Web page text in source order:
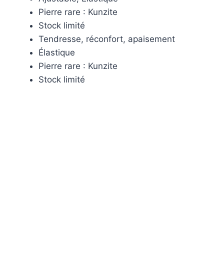
Pierre rare : Kunzite
Stock limité
Tendresse, réconfort, apaisement
Élastique
Pierre rare : Kunzite
Stock limité